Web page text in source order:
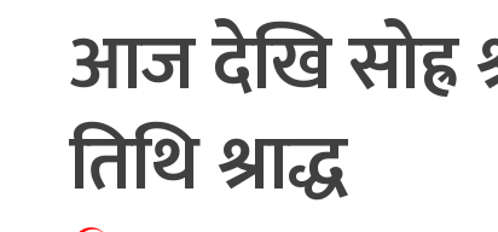
आज देखि सोह्र
तिथि श्राद्ध